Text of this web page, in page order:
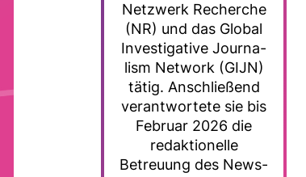
Netz­werk Recherche
(NR) und das Global
Inves­ti­ga­tive Jour­na­
lism Net­work (GIJN)
tätig. Anschlie­ßend
ver­ant­wor­tete sie bis
Februar 2026 die
redak­tio­nelle
Betreuung des News­